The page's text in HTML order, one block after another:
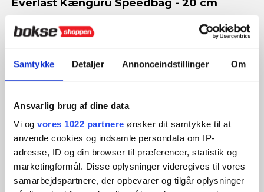
Samtykke Detaljer Annonceindstillinger Om
Ansvarlig brug af dine data
Vi og vores 1022 partnere ønsker dit samtykke til at
anvende cookies og indsamle persondata om IP-
adresse, ID og din browser til præferencer, statistik og
marketingformål. Disse oplysninger videregives til vores
samarbejdspartnere, der opbevarer og tilgår oplysninger
Everlast Kænguru Speedbag - 20 cm
Everlast Kænguru Speedbag – 20 cm
er udviklet til
boksere, der vil have det ypperste inden for materiale og
balance. Den lette konstruktion giver lynhurtig respons og
skarp præcision i hver slagserie.
og slidstærkt.
nøjagtig rebound.
20 cm højde– ideel størrelse til tempo- og
tekniktræning.
500 gram vægt
– giver hurtig respons og høj kontrol.
Luftfyldt kerne– stabil og effektiv tilbageslagskraft.